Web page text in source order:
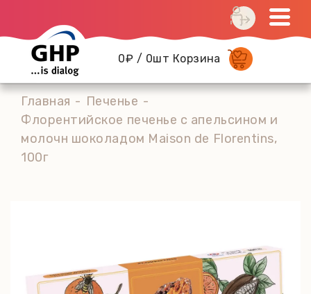
0₽ / 0шт Корзина
Главная
Печенье
Флорентийское печенье с апельсином и
молочн шоколадом Maison de Florentins,
100г